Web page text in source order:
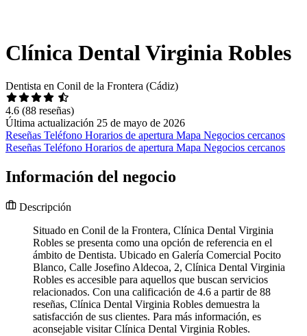
Clínica Dental Virginia Robles
Dentista en Conil de la Frontera (Cádiz)
4.6 (88 reseñas)
Última actualización 25 de mayo de 2026
Reseñas Teléfono Horarios de apertura Mapa Negocios cercanos
Reseñas Teléfono Horarios de apertura Mapa Negocios cercanos
Información del negocio
Descripción
Situado en Conil de la Frontera, Clínica Dental Virginia
Robles se presenta como una opción de referencia en el
ámbito de Dentista. Ubicado en Galería Comercial Pocito
Blanco, Calle Josefino Aldecoa, 2, Clínica Dental Virginia
Robles es accesible para aquellos que buscan servicios
relacionados. Con una calificación de 4.6 a partir de 88
reseñas, Clínica Dental Virginia Robles demuestra la
satisfacción de sus clientes. Para más información, es
aconsejable visitar Clínica Dental Virginia Robles.